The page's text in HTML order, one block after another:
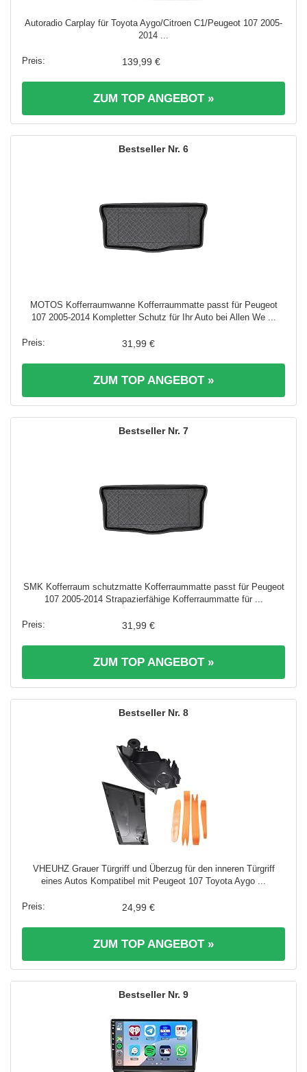
Autoradio Carplay für Toyota Aygo/Citroen C1/Peugeot 107 2005-
2014 ...
139,99 €
ZUM TOP ANGEBOT »
6
MOTOS Kofferraumwanne Kofferraummatte passt für Peugeot
107 2005-2014 Kompletter Schutz für Ihr Auto bei Allen We ...
31,99 €
ZUM TOP ANGEBOT »
7
SMK Kofferraum schutzmatte Kofferraummatte passt für Peugeot
107 2005-2014 Strapazierfähige Kofferraummatte für ...
31,99 €
ZUM TOP ANGEBOT »
8
VHEUHZ Grauer Türgriff und Überzug für den inneren Türgriff
eines Autos Kompatibel mit Peugeot 107 Toyota Aygo ...
24,99 €
ZUM TOP ANGEBOT »
9